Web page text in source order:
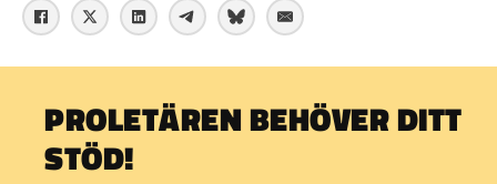
PROLETÄREN BEHÖVER DITT
STÖD!